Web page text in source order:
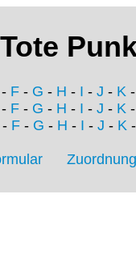
Tote
- F - G - H - I - J - K
- F - G - H - I - J - K
F- G - H - I - J - K